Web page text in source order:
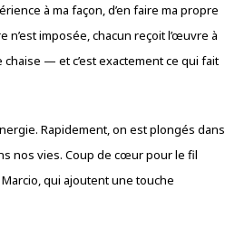
à ma façon, d’en faire ma propre
n’est imposée, chacun reçoit l’œuvre à
chaise — et c’est exactement ce qui fait
Rapidement, on est plongés dans
nos vies. Coup de cœur pour le fil
qui ajoutent une touche